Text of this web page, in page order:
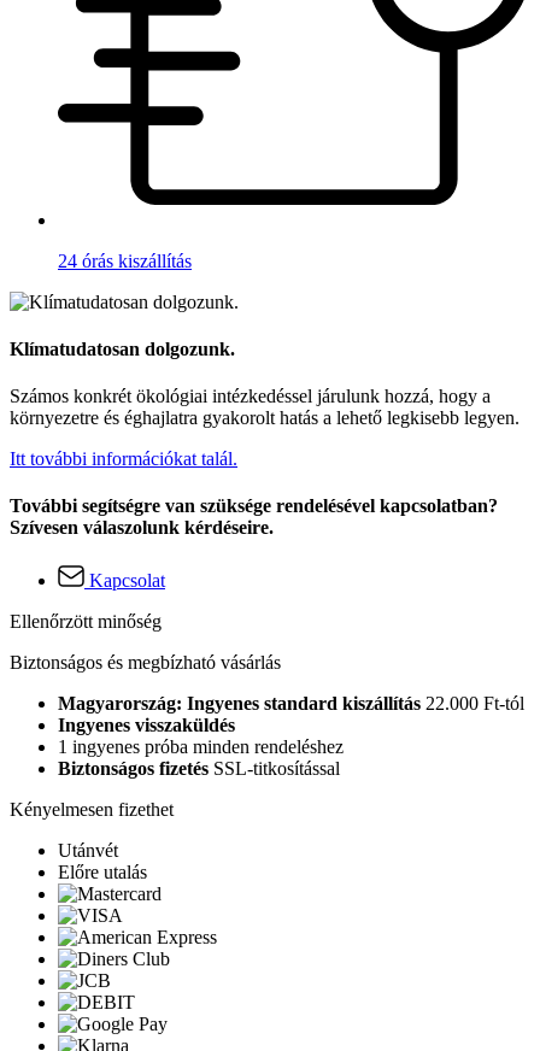
24 órás kiszállítás
Klímatudatosan dolgozunk.
Számos konkrét ökológiai intézkedéssel járulunk hozzá, hogy a
környezetre és éghajlatra gyakorolt hatás a lehető legkisebb legyen.
Itt további információkat talál.
További segítségre van szüksége rendelésével kapcsolatban?
Szívesen válaszolunk kérdéseire.
Kapcsolat
Ellenőrzött minőség
Biztonságos és megbízható vásárlás
Magyarország: Ingyenes standard kiszállítás 22.000 Ft-tól
Ingyenes visszaküldés
1 ingyenes próba minden rendeléshez
Biztonságos fizetés SSL-titkosítással
Kényelmesen fizethet
Utánvét
Előre utalás